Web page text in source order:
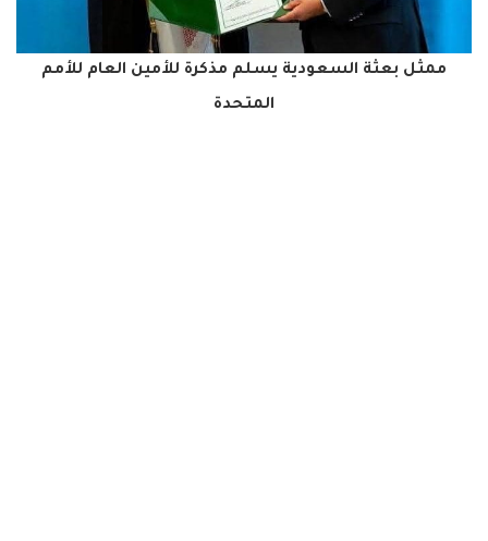
ممثل بعثة السعودية يسلم مذكرة للأمين العام للأمم
المتحدة